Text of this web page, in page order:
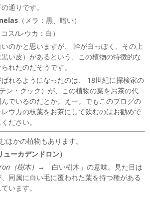
通りです。
（メラ：黒、暗い）
コス/レウカ：白）
のかと思いますが、
幹が白っぽく、その上
い皮）があるという、この植物の特徴的な
れたのだそうです。
れるようになったのは、
18世紀に探検家の
ン・クック）が、この植物の葉をお茶の代
でいるのだとか。 えー。でもこのブログの
ウカの枝葉をお茶にして飲むのはお勧めで
ださい。
ほかの植物もあります。
ューカデンドロン）
（樹木） →「白い樹木」の意味。見た目は
同属に白い毛に覆われた葉を持つ種がある
います。